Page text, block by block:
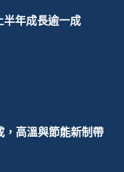
半年成長逾一成
，高溫與節能新制帶